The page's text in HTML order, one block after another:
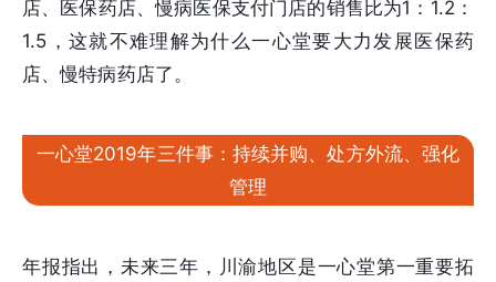
店、医保药店、慢病医保支付门店的销售比为1：1.2：
1.5，这就不难理解为什么一心堂要大力发展医保药
店、慢特病药店了。
一心堂2019年三件事：持续并购、处方外流、强化
管理
年报指出，未来三年，川渝地区是一心堂第一重要拓